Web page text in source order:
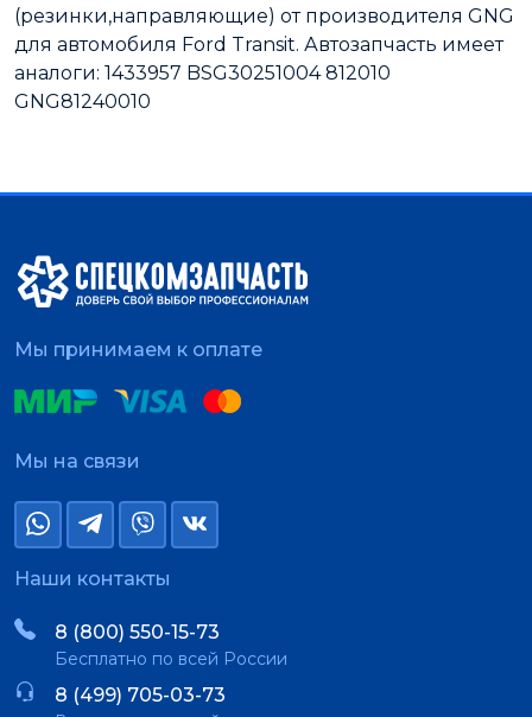
(резинки,направляющие) от производителя GNG
для автомобиля Ford Transit. Автозапчасть имеет
аналоги: 1433957 BSG30251004 812010
GNG81240010
Мы принимаем к оплате
Мы на связи
Наши контакты
8 (800) 550-15-73
Бесплатно по всей России
8 (499) 705-03-73